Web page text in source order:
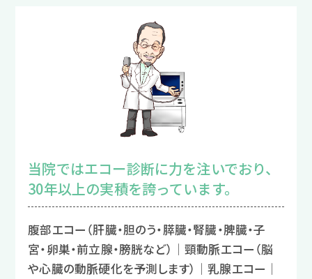
当院ではエコー診断に力を注いでおり、
30年以上の実積を誇っています。
腹部エコー（肝臓・胆のう・膵臓・腎臓・脾臓・子
宮・卵巣・前立腺・膀胱など）│頸動脈エコー（脳
や心臓の動脈硬化を予測します）│乳腺エコー│